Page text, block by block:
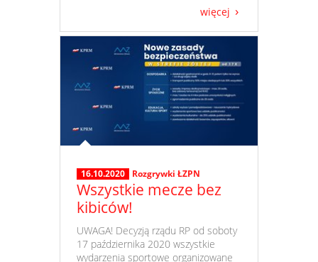
więcej
16.10.2020 Rozgrywki ŁZPN
Wszystkie mecze bez
kibiców!
​ UWAGA! Decyzją rządu RP od soboty
17 października 2020 wszystkie
wydarzenia sportowe organizowane